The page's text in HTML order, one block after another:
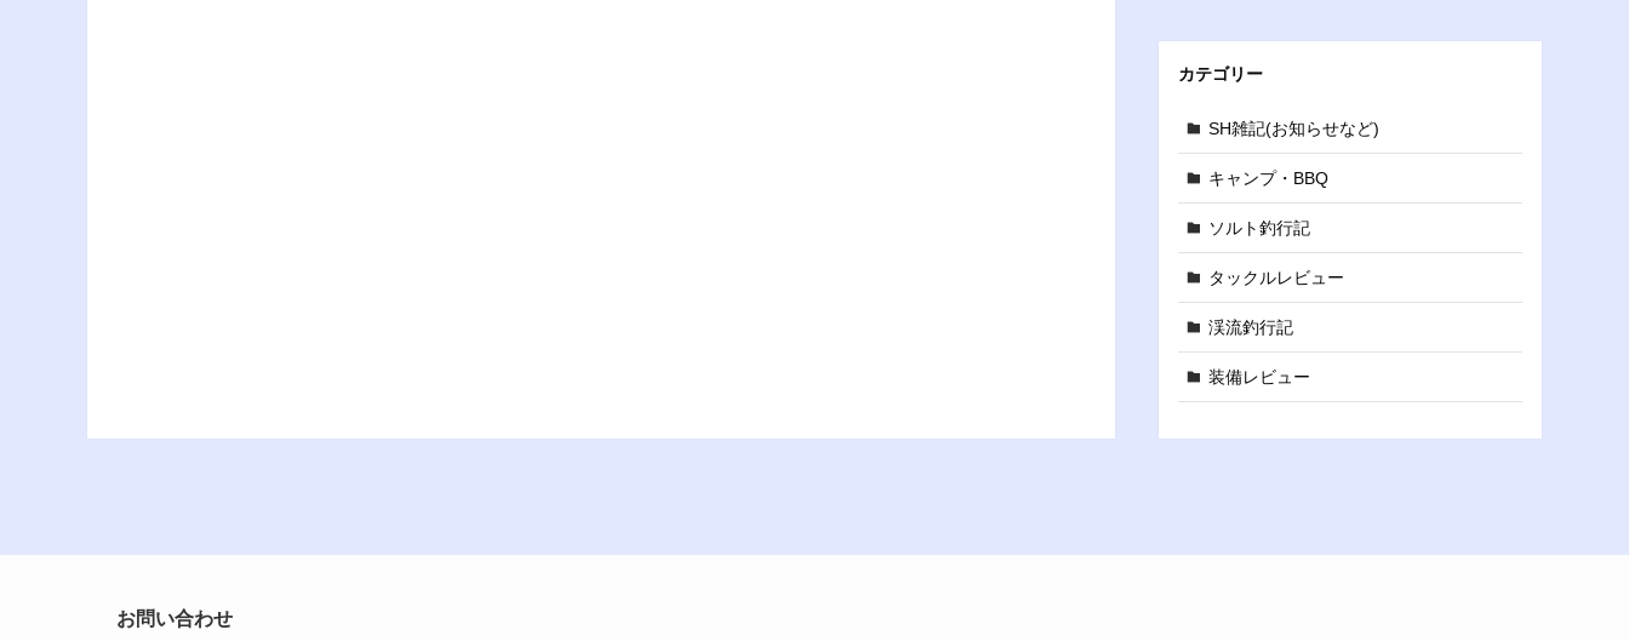
カテゴリー
SH雑記(お知らせなど)
キャンプ・BBQ
ソルト釣行記
タックルレビュー
渓流釣行記
装備レビュー
お問い合わせ